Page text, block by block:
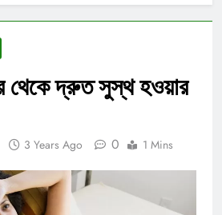
থেকে দ্রুত সুস্থ হওয়ার
3 Years Ago 0 1 Mins